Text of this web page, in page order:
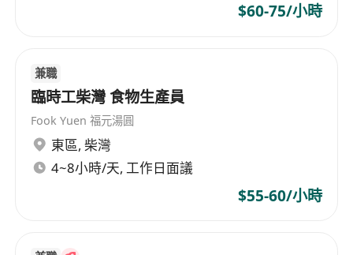
$60-75/小時
兼職
臨時工柴灣 食物生產員
Fook Yuen 福元湯圓
東區, 柴灣
4~8小時/天, 工作日面議
$55-60/小時